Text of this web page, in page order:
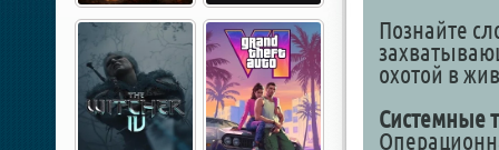
Познайте
охотой в
Системные